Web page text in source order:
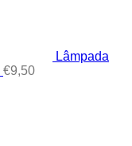
Lâmpada
€9,50